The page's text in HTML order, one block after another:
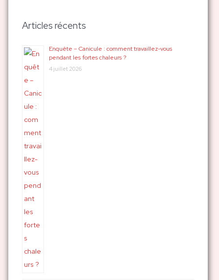
h
Articles récents
Enquête – Canicule : comment travaillez-vous
pendant les fortes chaleurs ?
4 juillet 2026